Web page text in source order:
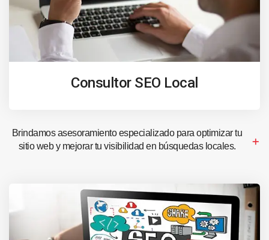
Consultor SEO Local
Brindamos asesoramiento especializado para optimizar tu
sitio web y mejorar tu visibilidad en búsquedas locales.